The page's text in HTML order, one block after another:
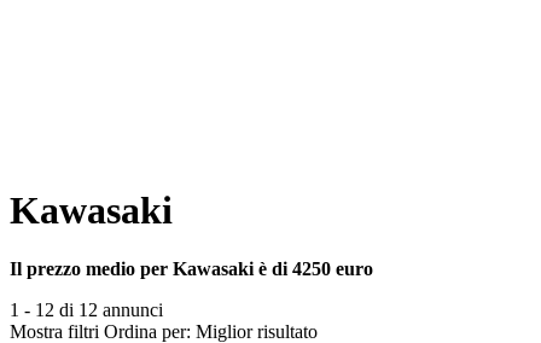
Kawasaki
Il prezzo medio per Kawasaki è di 4250 euro
1 - 12 di 12 annunci
Mostra filtri Ordina per: Miglior risultato